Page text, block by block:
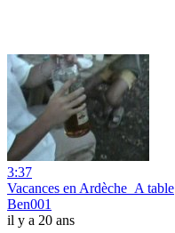
3:37
Vacances en Ardèche_A table
Ben001
il y a 20 ans